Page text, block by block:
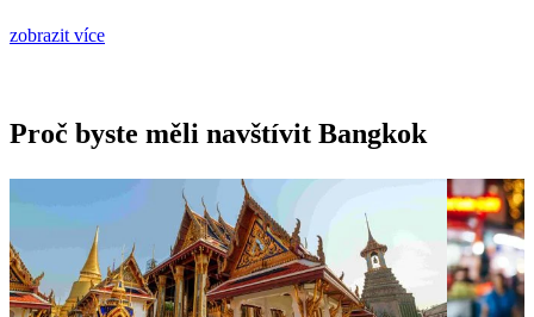
zobrazit více
Proč byste měli navštívit Bangkok